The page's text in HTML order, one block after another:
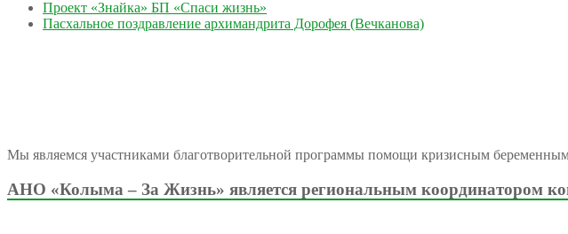
Проект «Знайка» БП «Спаси жизнь»
Пасхальное поздравление архимандрита Дорофея (Вечканова)
Мы являемся участниками благотворительной программы помощи кризисным
АНО «Колыма – За Жизнь» является региональным координатором